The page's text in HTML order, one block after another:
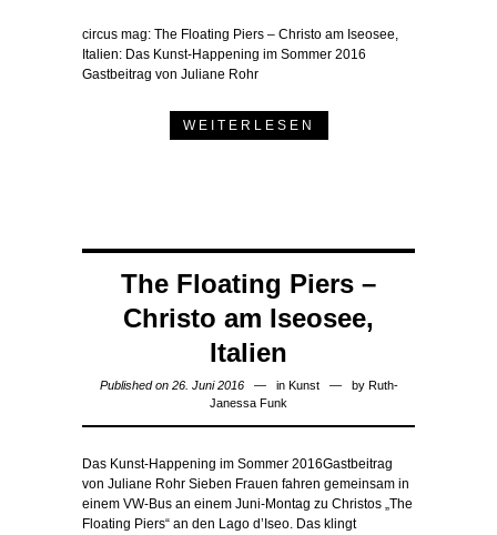
circus mag: The Floating Piers – Christo am Iseosee,
Italien: Das Kunst-Happening im Sommer 2016
Gastbeitrag von Juliane Rohr
WEITERLESEN
The Floating Piers –
Christo am Iseosee,
Italien
Published on 26. Juni 2016 in Kunst by Ruth-
Janessa Funk
Das Kunst-Happening im Sommer 2016Gastbeitrag
von Juliane Rohr Sieben Frauen fahren gemeinsam in
einem VW-Bus an einem Juni-Montag zu Christos „The
Floating Piers“ an den Lago d’Iseo. Das klingt